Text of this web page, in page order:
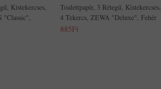
Kistekercses,
"Classic",
Toalettpapír, 3 Rétegű, Kistekercses,
4 Tekercs, ZEWA "Deluxe", Fehér
885Ft